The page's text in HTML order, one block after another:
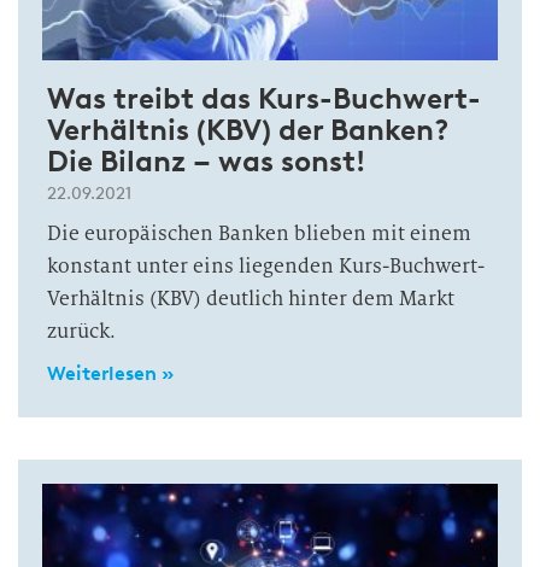
Was treibt das Kurs-Buchwert-
Verhältnis (KBV) der Banken?
Die Bilanz – was sonst!
22.09.2021
Die europäischen Banken blieben mit einem
konstant unter eins liegenden Kurs-Buchwert-
Verhältnis (KBV) deutlich hinter dem Markt
zurück.
Weiterlesen »